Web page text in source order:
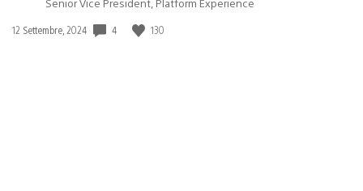
Data
12 Settembre, 2024 4 130